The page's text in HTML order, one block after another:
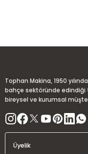
Bu ürüne benzer
Tophan Makina, 1950
bahçe sektöründe edindiği
bireysel ve kurumsal
Üyelik